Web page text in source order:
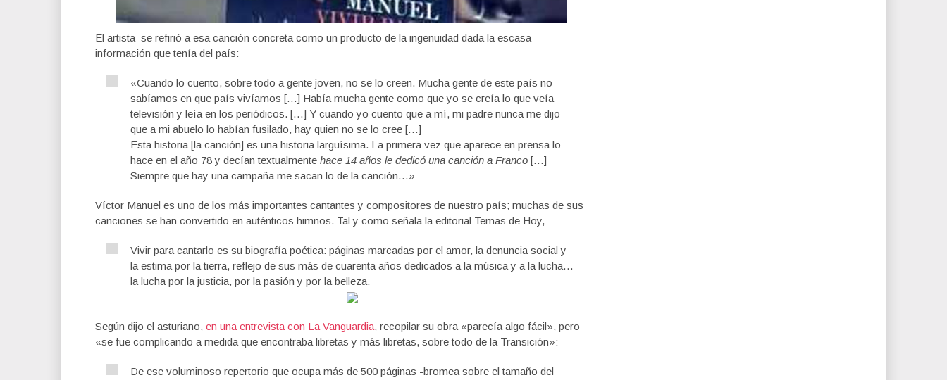
El artista se refirió a esa canción concreta como un producto de la ingenuidad dada la escasa
información que tenía del país:
«Cuando lo cuento, sobre todo a gente joven, no se lo creen. Mucha gente de este país no
sabíamos en que país vivíamos […] Había mucha gente como que yo se creía lo que veía
televisión y leía en los periódicos. […] Y cuando yo cuento que a mí, mi padre nunca me dijo
que a mi abuelo lo habían fusilado, hay quien no se lo cree […]
Esta historia [la canción] es una historia larguísima. La primera vez que aparece en prensa lo
hace en el año 78 y decían textualmente hace 14 años le dedicó una canción a Franco […]
Siempre que hay una campaña me sacan lo de la canción…»
Víctor Manuel es uno de los más importantes cantantes y compositores de nuestro país; muchas de sus
canciones se han convertido en auténticos himnos. Tal y como señala la editorial Temas de Hoy,
Vivir para cantarlo es su biografía poética: páginas marcadas por el amor, la denuncia social y
la estima por la tierra, reflejo de sus más de cuarenta años dedicados a la música y a la lucha…
la lucha por la justicia, por la pasión y por la belleza.
Según dijo el asturiano, en una entrevista con La Vanguardia, recopilar su obra «parecía algo fácil», pero
«se fue complicando a medida que encontraba libretas y más libretas, sobre todo de la Transición»:
De ese voluminoso repertorio que ocupa más de 500 páginas -bromea sobre el tamaño del